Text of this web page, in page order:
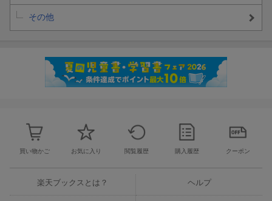
その他
買い物かご お気に入り 閲覧履歴 購入履歴 クーポン
楽天ブックスとは？ ヘルプ